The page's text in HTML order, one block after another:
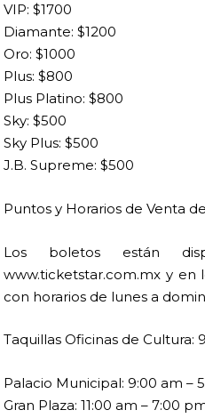
VIP: $1700
Diamante: $1200
Oro: $1000
Plus: $800
Plus Platino: $800
Sky: $500
Sky Plus: $500
J.B. Supreme: $500
Puntos y Horarios de Venta
Los boletos están
www.ticketstar.com.mx y en
con horarios de lunes a
Taquillas Oficinas de Cultura:
Palacio Municipal: 9:00 am –
Gran Plaza: 11:00 am – 7:00